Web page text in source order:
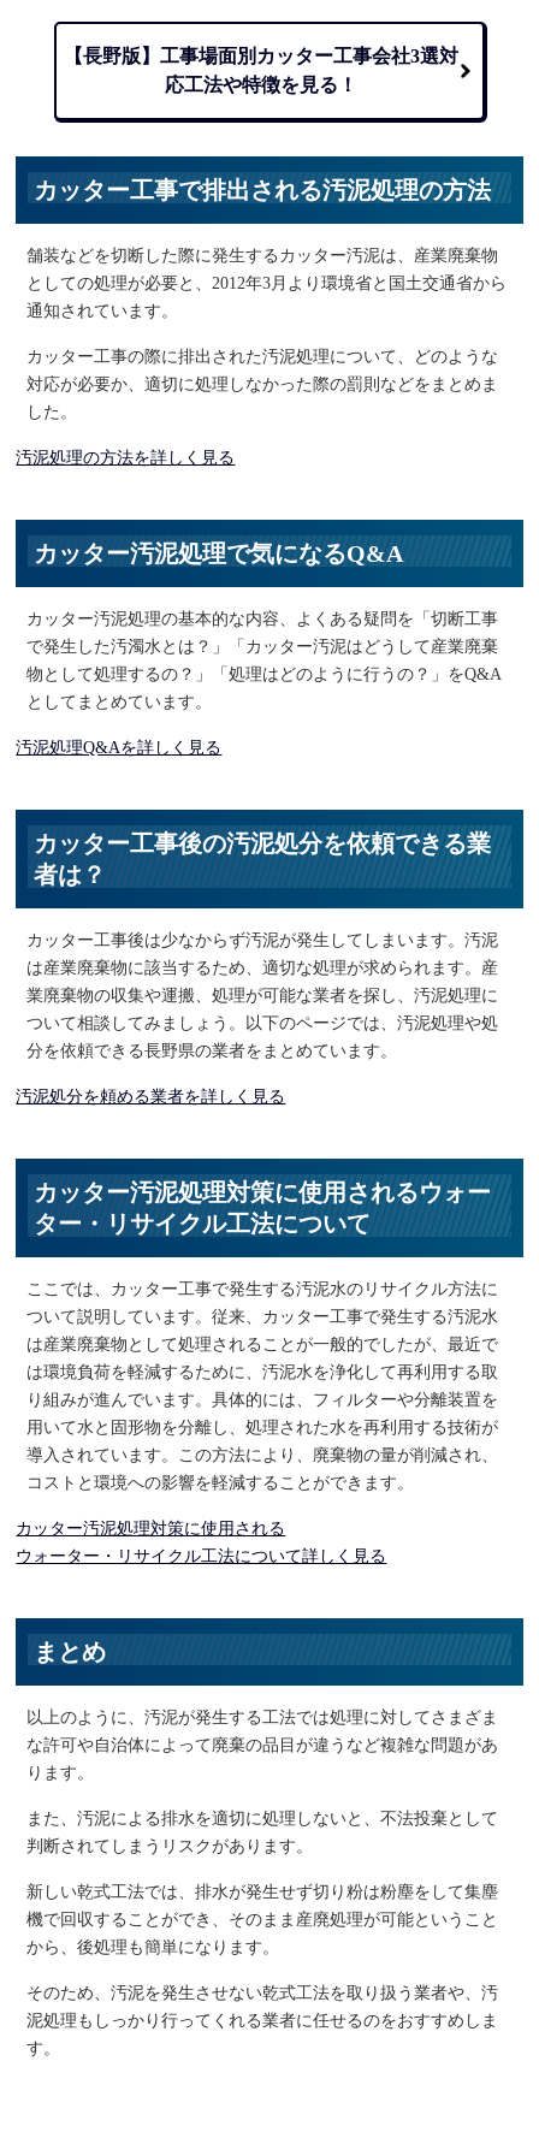
【長野版】工事場面別カッター工事会社3選対
応工法や特徴を見る！
カッター工事で排出される汚泥処理の方法
舗装などを切断した際に発生するカッター汚泥は、産業廃棄物
としての処理が必要と、2012年3月より環境省と国土交通省から
通知されています。
カッター工事の際に排出された汚泥処理について、どのような
対応が必要か、適切に処理しなかった際の罰則などをまとめま
した。
汚泥処理の方法を詳しく見る
カッター汚泥処理で気になるQ&A
カッター汚泥処理の基本的な内容、よくある疑問を「切断工事
で発生した汚濁水とは？」「カッター汚泥はどうして産業廃棄
物として処理するの？」「処理はどのように行うの？」をQ&A
としてまとめています。
汚泥処理Q&Aを詳しく見る
カッター工事後の汚泥処分を依頼できる業
者は？
カッター工事後は少なからず汚泥が発生してしまいます。汚泥
は産業廃棄物に該当するため、適切な処理が求められます。産
業廃棄物の収集や運搬、処理が可能な業者を探し、汚泥処理に
ついて相談してみましょう。以下のページでは、汚泥処理や処
分を依頼できる長野県の業者をまとめています。
汚泥処分を頼める業者を詳しく見る
カッター汚泥処理対策に使用されるウォー
ター・リサイクル工法について
ここでは、カッター工事で発生する汚泥水のリサイクル方法に
ついて説明しています。従来、カッター工事で発生する汚泥水
は産業廃棄物として処理されることが一般的でしたが、最近で
は環境負荷を軽減するために、汚泥水を浄化して再利用する取
り組みが進んでいます。具体的には、フィルターや分離装置を
用いて水と固形物を分離し、処理された水を再利用する技術が
導入されています。この方法により、廃棄物の量が削減され、
コストと環境への影響を軽減することができます。
カッター汚泥処理対策に使用される
ウォーター・リサイクル工法について詳しく見る
まとめ
以上のように、汚泥が発生する工法では処理に対してさまざま
な許可や自治体によって廃棄の品目が違うなど複雑な問題があ
ります。
また、汚泥による排水を適切に処理しないと、不法投棄として
判断されてしまうリスクがあります。
新しい乾式工法では、排水が発生せず切り粉は粉塵をして集塵
機で回収することができ、そのまま産廃処理が可能ということ
から、後処理も簡単になります。
そのため、汚泥を発生させない乾式工法を取り扱う業者や、汚
泥処理もしっかり行ってくれる業者に任せるのをおすすめしま
す。